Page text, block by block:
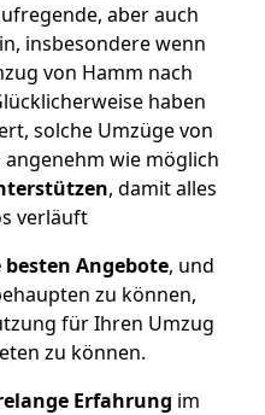
aber auch
insbesondere wenn
von Hamm nach
haben
solche Umzüge von
wie möglich
, damit alles
verläuft
Angebote, und
zu können,
für Ihren Umzug
zu können.
Erfahrung im